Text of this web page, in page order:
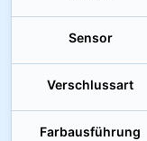
Sensor
Verschlussart
Farbausführung